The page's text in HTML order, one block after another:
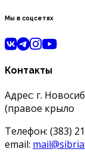
Мы в соцсетях
Контакты
Адрес: г.
(правое крыло
Телефон: (383)
email: